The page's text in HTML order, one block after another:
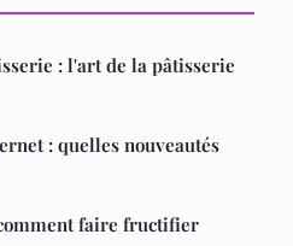
: l'art de la pâtisserie
: quelles nouveautés
faire fructifier